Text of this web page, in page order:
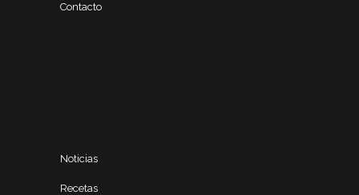
Contacto
Noticias
Recetas